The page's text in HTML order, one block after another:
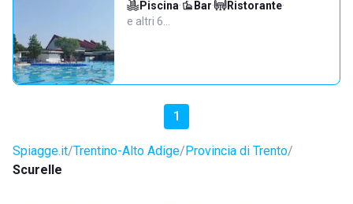
Piscina· Bar· Ristorante·
e altri 6…
1
Spiagge.it Trentino-Alto Adige Provincia di Trento
Scurelle